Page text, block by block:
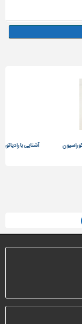
و نقش آن در دکوراسیون داخلی